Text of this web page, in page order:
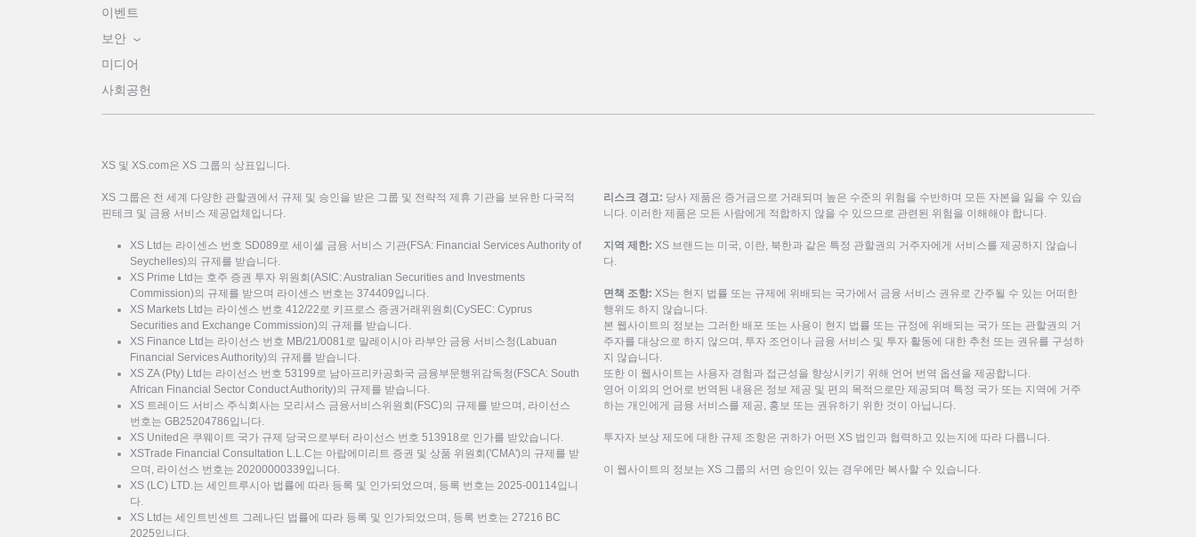
이벤트
보안
미디어
사회공헌
XS 및 XS.com은 XS 그룹의 상표입니다.
XS 그룹은 전 세계 다양한 관할권에서 규제 및 승인을 받은 그룹 및 전략적 제휴 기관을 보유한 다국적
핀테크 및 금융 서비스 제공업체입니다.
XS Ltd는 라이센스 번호 SD089로 세이셸 금융 서비스 기관(FSA: Financial Services Authority of
Seychelles)의 규제를 받습니다.
XS Prime Ltd는 호주 증권 투자 위원회(ASIC: Australian Securities and Investments
Commission)의 규제를 받으며 라이센스 번호는 374409입니다.
XS Markets Ltd는 라이센스 번호 412/22로 키프로스 증권거래위원회(CySEC: Cyprus
Securities and Exchange Commission)의 규제를 받습니다.
XS Finance Ltd는 라이선스 번호 MB/21/0081로 말레이시아 라부안 금융 서비스청(Labuan
Financial Services Authority)의 규제를 받습니다.
XS ZA (Pty) Ltd는 라이선스 번호 53199로 남아프리카공화국 금융부문행위감독청(FSCA: South
African Financial Sector Conduct Authority)의 규제를 받습니다.
XS 트레이드 서비스 주식회사는 모리셔스 금융서비스위원회(FSC)의 규제를 받으며, 라이선스
번호는 GB25204786입니다.
XS United은 쿠웨이트 국가 규제 당국으로부터 라이선스 번호 513918로 인가를 받았습니다.
XSTrade Financial Consultation L.L.C는 아랍에미리트 증권 및 상품 위원회('CMA')의 규제를 받
으며, 라이선스 번호는 20200000339입니다.
XS (LC) LTD.는 세인트루시아 법률에 따라 등록 및 인가되었으며, 등록 번호는 2025-00114입니
다.
XS Ltd는 세인트빈센트 그레나딘 법률에 따라 등록 및 인가되었으며, 등록 번호는 27216 BC
2025입니다.
리스크 경고: 당사 제품은 증거금으로 거래되며 높은 수준의 위험을 수반하며 모든 자본을 잃을 수 있습
니다. 이러한 제품은 모든 사람에게 적합하지 않을 수 있으므로 관련된 위험을 이해해야 합니다.
지역 제한: XS 브랜드는 미국, 이란, 북한과 같은 특정 관할권의 거주자에게 서비스를 제공하지 않습니
다.
면책 조항: XS는 현지 법률 또는 규제에 위배되는 국가에서 금융 서비스 권유로 간주될 수 있는 어떠한
행위도 하지 않습니다.
본 웹사이트의 정보는 그러한 배포 또는 사용이 현지 법률 또는 규정에 위배되는 국가 또는 관할권의 거
주자를 대상으로 하지 않으며, 투자 조언이나 금융 서비스 및 투자 활동에 대한 추천 또는 권유를 구성하
지 않습니다.
또한 이 웹사이트는 사용자 경험과 접근성을 향상시키기 위해 언어 번역 옵션을 제공합니다.
영어 이외의 언어로 번역된 내용은 정보 제공 및 편의 목적으로만 제공되며 특정 국가 또는 지역에 거주
하는 개인에게 금융 서비스를 제공, 홍보 또는 권유하기 위한 것이 아닙니다.
투자자 보상 제도에 대한 규제 조항은 귀하가 어떤 XS 법인과 협력하고 있는지에 따라 다릅니다.
이 웹사이트의 정보는 XS 그룹의 서면 승인이 있는 경우에만 복사할 수 있습니다.